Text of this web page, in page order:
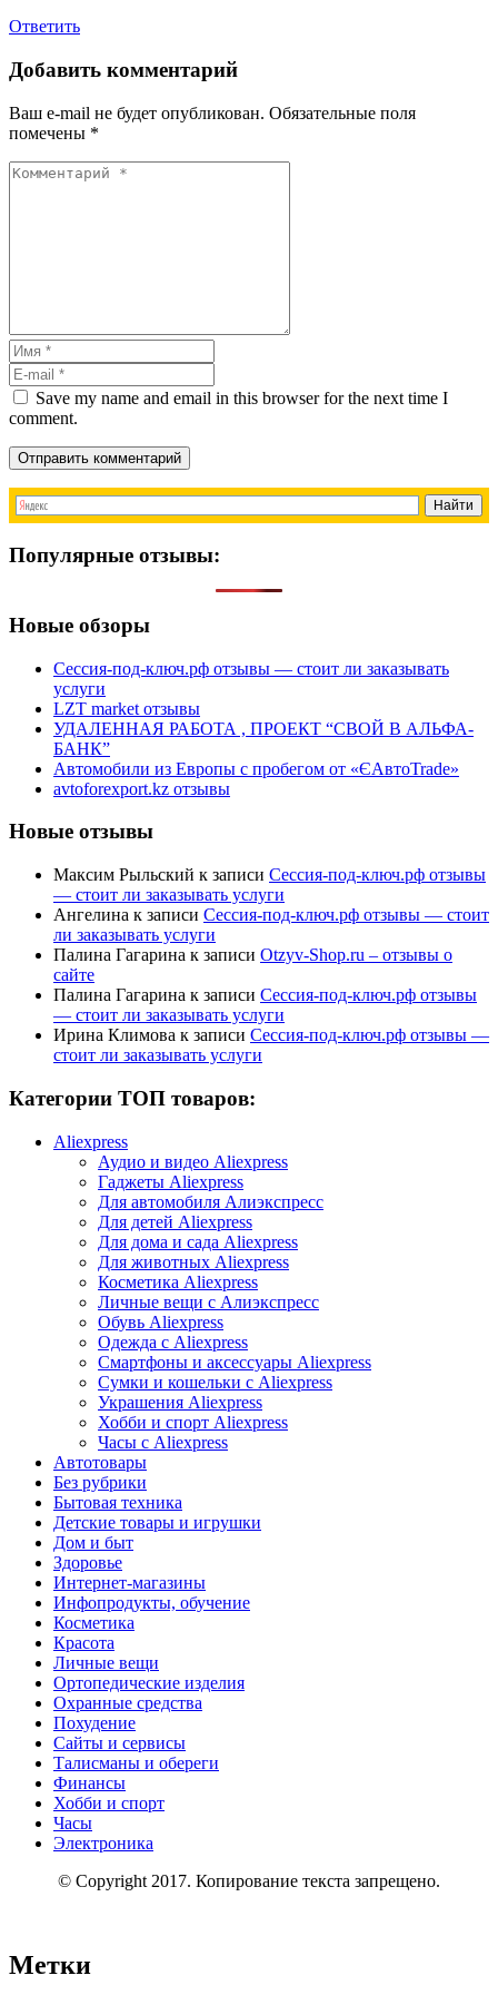
Ответить
Добавить комментарий
Ваш e-mail не будет опубликован. Обязательные поля
помечены *
Save my name and email in this browser for the next time I
comment.
Отправить комментарий
Популярные отзывы:
Новые обзоры
Сессия-под-ключ.рф отзывы — стоит ли заказывать
услуги
LZT market отзывы
УДАЛЕННАЯ РАБОТА , ПРОЕКТ “СВОЙ В АЛЬФА-
БАНК”
Автомобили из Европы с пробегом от «ЄАвтоTrаde»
avtoforexport.kz отзывы
Новые отзывы
Максим Рыльский к записи Сессия-под-ключ.рф отзывы
— стоит ли заказывать услуги
Ангелина к записи Сессия-под-ключ.рф отзывы — стоит
ли заказывать услуги
Палина Гагарина к записи Otzyv-Shop.ru – отзывы о
сайте
Палина Гагарина к записи Сессия-под-ключ.рф отзывы
— стоит ли заказывать услуги
Ирина Климова к записи Сессия-под-ключ.рф отзывы —
стоит ли заказывать услуги
Категории ТОП товаров:
Aliexpress
Аудио и видео Aliexpress
Гаджеты Aliexpress
Для автомобиля Алиэкспресс
Для детей Aliexpress
Для дома и сада Aliexpress
Для животных Aliexpress
Косметика Aliexpress
Личные вещи с Алиэкспресс
Обувь Aliexpress
Одежда с Aliexpress
Смартфоны и аксессуары Aliexpress
Сумки и кошельки с Aliexpress
Украшения Aliexpress
Хобби и спорт Aliexpress
Часы с Aliexpress
Автотовары
Без рубрики
Бытовая техника
Детские товары и игрушки
Дом и быт
Здоровье
Интернет-магазины
Инфопродукты, обучение
Косметика
Красота
Личные вещи
Ортопедические изделия
Охранные средства
Похудение
Сайты и сервисы
Талисманы и обереги
Финансы
Хобби и спорт
Часы
Электроника
© Copyright 2017. Копирование текста запрещено.
Метки